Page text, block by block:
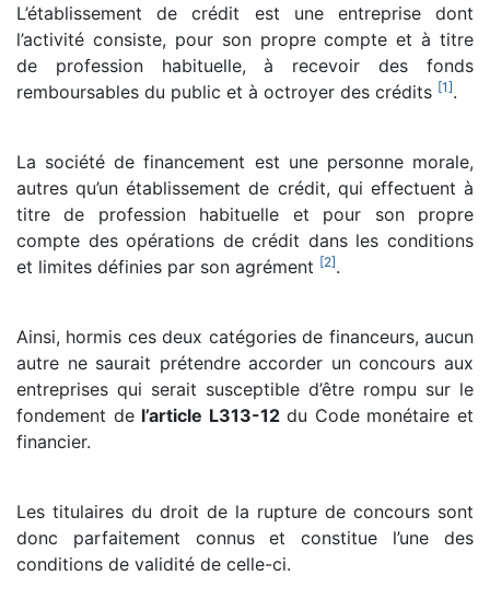
L’établissement de crédit est une entreprise dont
l’activité consiste, pour son propre compte et à titre
de profession habituelle, à recevoir des fonds
remboursables du public et à octroyer des crédits [1].
La société de financement est une personne morale,
autres qu’un établissement de crédit, qui effectuent à
titre de profession habituelle et pour son propre
compte des opérations de crédit dans les conditions
et limites définies par son agrément [2].
Ainsi, hormis ces deux catégories de financeurs, aucun
autre ne saurait prétendre accorder un concours aux
entreprises qui serait susceptible d’être rompu sur le
fondement de l’article L313-12du Code monétaire et
financier.
Les titulaires du droit de la rupture de concours sont
donc parfaitement connus et constitue l’une des
conditions de validité de celle-ci.